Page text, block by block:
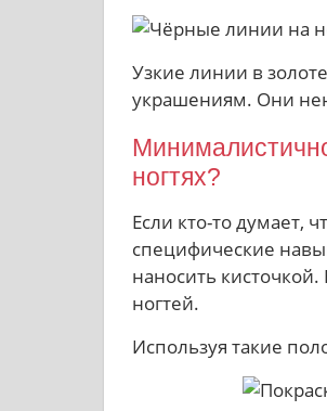
Узкие линии в
украшениям. Они
ногтях?
Если кто-то думает,
специфические
наносить
ногтей.
Используя такие